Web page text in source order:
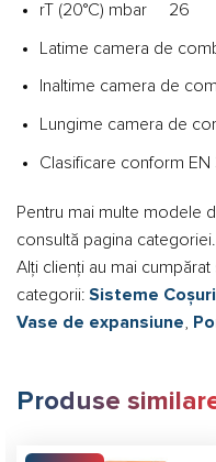
rT (20°C) mbar 26
Latime camera de
Inaltime camera de
Lungime camera de
Clasificare conform
Pentru mai multe modele
consultă pagina categoriei.
Alți clienți au mai
categorii: Sisteme
Vase de expansiune,
Produse